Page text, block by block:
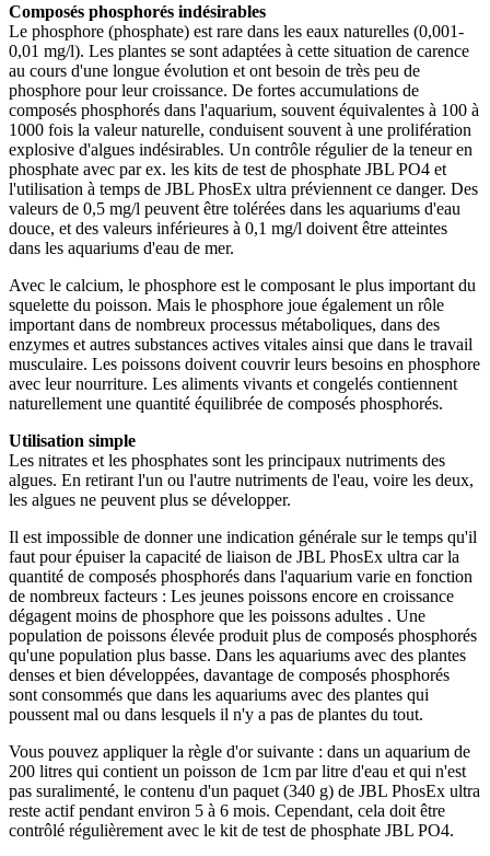
Composés phosphorés indésirables
Le phosphore (phosphate) est rare dans les eaux naturelles (0,001-
0,01 mg/l). Les plantes se sont adaptées à cette situation de carence
au cours d'une longue évolution et ont besoin de très peu de
phosphore pour leur croissance. De fortes accumulations de
composés phosphorés dans l'aquarium, souvent équivalentes à 100 à
1000 fois la valeur naturelle, conduisent souvent à une prolifération
explosive d'algues indésirables. Un contrôle régulier de la teneur en
phosphate avec par ex. les kits de test de phosphate JBL PO4 et
l'utilisation à temps de JBL PhosEx ultra préviennent ce danger. Des
valeurs de 0,5 mg/l peuvent être tolérées dans les aquariums d'eau
douce, et des valeurs inférieures à 0,1 mg/l doivent être atteintes
dans les aquariums d'eau de mer.
Avec le calcium, le phosphore est le composant le plus important du
squelette du poisson. Mais le phosphore joue également un rôle
important dans de nombreux processus métaboliques, dans des
enzymes et autres substances actives vitales ainsi que dans le travail
musculaire. Les poissons doivent couvrir leurs besoins en phosphore
avec leur nourriture. Les aliments vivants et congelés contiennent
naturellement une quantité équilibrée de composés phosphorés.
Utilisation simple
Les nitrates et les phosphates sont les principaux nutriments des
algues. En retirant l'un ou l'autre nutriments de l'eau, voire les deux,
les algues ne peuvent plus se développer.
Il est impossible de donner une indication générale sur le temps qu'il
faut pour épuiser la capacité de liaison de JBL PhosEx ultra car la
quantité de composés phosphorés dans l'aquarium varie en fonction
de nombreux facteurs : Les jeunes poissons encore en croissance
dégagent moins de phosphore que les poissons adultes . Une
population de poissons élevée produit plus de composés phosphorés
qu'une population plus basse. Dans les aquariums avec des plantes
denses et bien développées, davantage de composés phosphorés
sont consommés que dans les aquariums avec des plantes qui
poussent mal ou dans lesquels il n'y a pas de plantes du tout.
Vous pouvez appliquer la règle d'or suivante : dans un aquarium de
200 litres qui contient un poisson de 1cm par litre d'eau et qui n'est
pas suralimenté, le contenu d'un paquet (340 g) de JBL PhosEx ultra
reste actif pendant environ 5 à 6 mois. Cependant, cela doit être
contrôlé régulièrement avec le kit de test de phosphate JBL PO4.